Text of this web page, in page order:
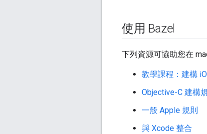
使用 Bazel
下列資源可協助您在
教學課程：建構
Objective-C 建構
一般 Apple 規則
與 Xcode 整合